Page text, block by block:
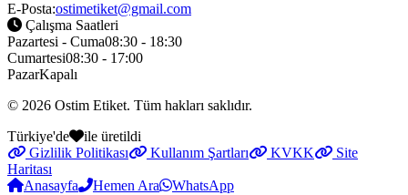
E-Posta:ostimetiket@gmail.com
Çalışma Saatleri
Pazartesi - Cuma08:30 - 18:30
Cumartesi08:30 - 17:00
PazarKapalı
© 2026 Ostim Etiket. Tüm hakları saklıdır.
Türkiye'de
ile üretildi
Gizlilik Politikası
Kullanım Şartları KVKK
Site
Haritası
Anasayfa
Hemen Ara WhatsApp